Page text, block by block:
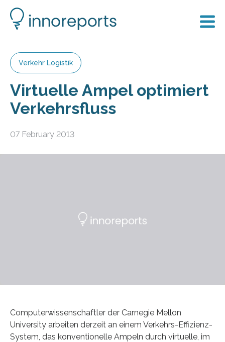
Verkehr Logistik
Virtuelle Ampel optimiert
Verkehrsfluss
07 February 2013
Computerwissenschaftler der Carnegie Mellon
University arbeiten derzeit an einem Verkehrs-Effizienz-
System, das konventionelle Ampeln durch virtuelle, im